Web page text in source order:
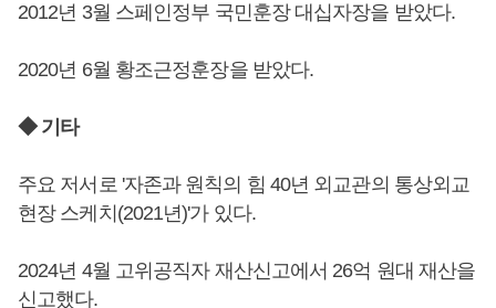
2012년 3월 스페인정부 국민훈장 대십자장을 받았다.
2020년 6월 황조근정훈장을 받았다.
◆ 기타
주요 저서로 '자존과 원칙의 힘 40년 외교관의 통상외교
현장 스케치(2021년)'가 있다.
2024년 4월 고위공직자 재산신고에서 26억 원대 재산을
신고했다.